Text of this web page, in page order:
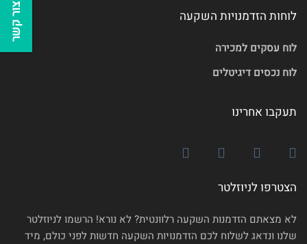
לוחות הזדמנויות השקעה
לוח עסקים למכירה
לוח נכסים דיגיטלים
תעקבו אחרינו
הצטרפו לניוזלטר
לא מצאתם הזדמנות השקעה רלוונטית? לא נורא! הרשמו לניוזלטר
שלנו ונדאג לשלוח לכם הזדמנויות השקעה חדשות לפני כולם, מיד
צור קשר